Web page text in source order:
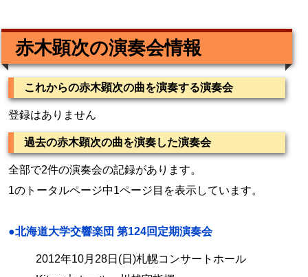
赤木顕次の演奏会情報
これからの赤木顕次の曲を演奏する演奏会
登録はありません
過去の赤木顕次の曲を演奏した演奏会
全部で2件の演奏会の記録があります。
1のトータルページ中1ページ目を表示しています。
●北海道大学交響楽団 第124回定期演奏会
2012年10月28日(日)札幌コンサートホール